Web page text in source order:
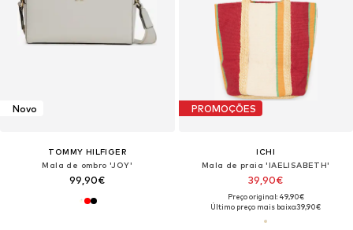
Novo
TOMMY HILFIGER
Mala de ombro 'JOY'
99,90€
PROMOÇÕES
ICHI
Mala de praia 'IAELISABETH'
39,90€
Preço original: 49,90€
Último preço mais baixo:39,90€